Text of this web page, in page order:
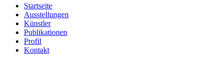
Startseite
Ausstellungen
Künstler
Publikationen
Profil
Kontakt